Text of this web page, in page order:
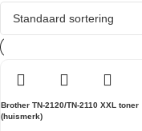
Brother TN-2120/TN-2110 XXL toner
(huismerk)